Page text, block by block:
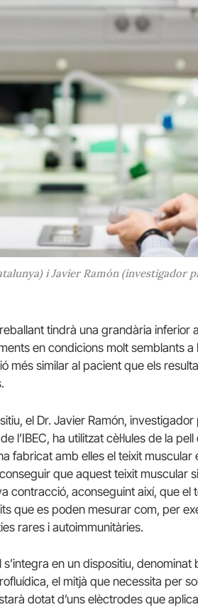
i Javier Ramón (investigador
tindrà una grandària inferior
en condicions molt semblants a
més similar al pacient que els
el Dr. Javier Ramón,
l’IBEC, ha utilitzat cèl·lules de la
fabricat amb elles el teixit muscular
que aquest teixit muscular
contracció, aconseguint així, que el
que es poden mesurar com, per
rares i autoimmunitàries.
en un dispositiu, denominat
el mitjà que necessita per
dotat d’uns elèctrodes que